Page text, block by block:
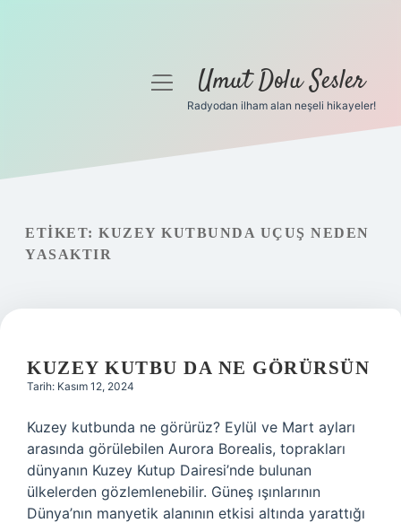
Gizlilik Politikası
Hakkımızda
menüyüUmut Dolu Sesler
Radyodan ilham alan neşeli hikayeler!
ETIKET: KUZEY KUTBUNDA UÇUŞ NEDEN
YASAKTIR
KUZEY KUTBU DA NE GÖRÜRSÜN
Tarih: Kasım 12, 2024
Kuzey kutbunda ne görürüz? Eylül ve Mart ayları
arasında görülebilen Aurora Borealis, toprakları
dünyanın Kuzey Kutup Dairesi’nde bulunan
ülkelerden gözlemlenebilir. Güneş ışınlarının
Dünya’nın manyetik alanının etkisi altında yarattığı